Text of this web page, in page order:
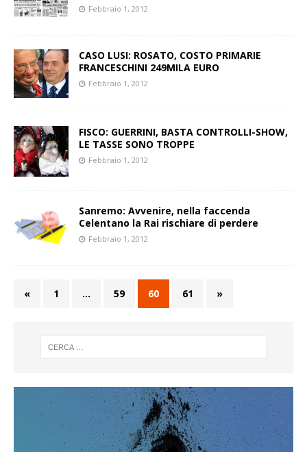
Febbraio 1, 2012
CASO LUSI: ROSATO, COSTO PRIMARIE
FRANCESCHINI 249MILA EURO
Febbraio 1, 2012
FISCO: GUERRINI, BASTA CONTROLLI-SHOW,
LE TASSE SONO TROPPE
Febbraio 1, 2012
Sanremo: Avvenire, nella faccenda
Celentano la Rai rischiare di perdere
Febbraio 1, 2012
« 1 … 59 60 61 »